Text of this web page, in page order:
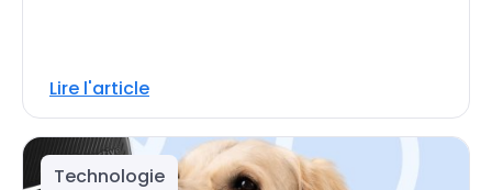
Lire l'article
Technologie